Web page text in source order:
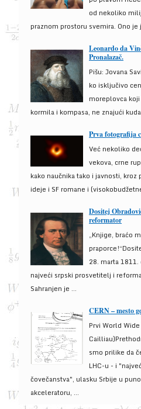
od nekoliko
praznom prostoru svemira. Ono je
Leonardo da
Pronalazač.
Pišu: Jovana
ko isključivo
moreplovca
kormila i kompasa, ne znajući
Prva fotografija
Već nekoliko
vekova, crne
kako naučnika tako i javnosti,
ideje i SF romane i
Dositej
reformator
„Knjige, braćo
28. marta
najveći srpski prosvetitelj i
Sahranjen je ...
CERN – mesto
Prvi World
smo prilike da
LHC-u - i
čovečanstva", ulasku Srbije u
akceleratoru, ...